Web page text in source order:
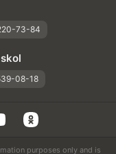
73-84
08-18
purposes only and is